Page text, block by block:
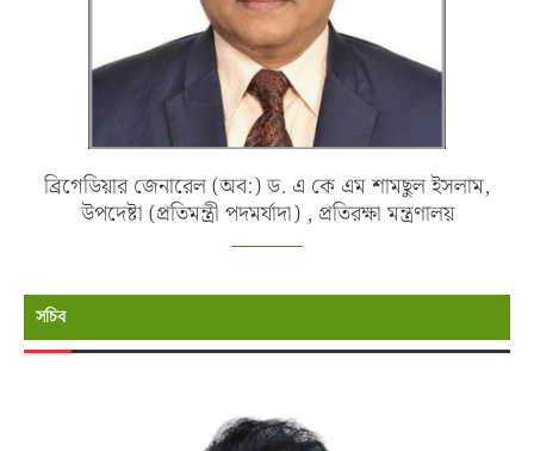
ব্রিগেডিয়ার জেনারেল (অব:) ড. এ কে এম শামছুল ইসলাম,
উপদেষ্টা (প্রতিমন্ত্রী পদমর্যাদা) , প্রতিরক্ষা মন্ত্রণালয়
সচিব